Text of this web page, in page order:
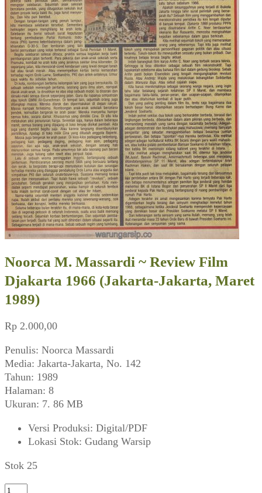
Noorca M. Massardi ~ Review Film
Djakarta 1966 (Jakarta-Jakarta, Maret
1989)
Rp 2.000,00
Penulis: Noorca Massardi
Media: Jakarta-Jakarta, No. 142
Tahun: 1989
Halaman: 8
Ukuran: 7. 86 MB
Versi Produksi: Digital/PDF
Lokasi Stok: Gudang Warsip
Stok 25
Kuantitas